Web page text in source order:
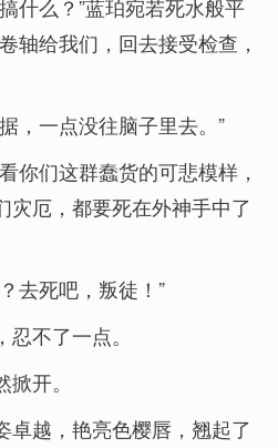
什么？”蓝珀宛若死水般平
轴给我们，回去接受检查，
，一点没往脑子里去。”
你们这群蠢货的可悲模样，
灾厄，都要死在外神手中了
去死吧，叛徒！”
不了一点。
开。
卓越，艳亮色樱唇，翘起了